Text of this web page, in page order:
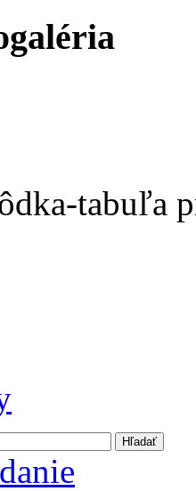
tabuľa